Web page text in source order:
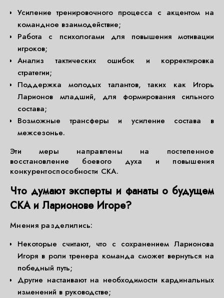
Усиление тренировочного процесса с акцентом на
командное взаимодействие;
Работа с психологами для повышения мотивации
игроков;
Анализ тактических ошибок и корректировка
стратегии;
Поддержка молодых талантов, таких как Игорь
Ларионов младший, для формирования сильного
состава;
Возможные трансферы и усиление состава в
межсезонье.
Эти меры направлены на постепенное
восстановление боевого духа и повышения
конкурентоспособности СКА.
Что думают эксперты и фанаты о будущем
СКА и Ларионове Игоре?
Мнения разделились:
Некоторые считают, что с сохранением Ларионова
Игоря в роли тренера команда сможет вернуться на
победный путь;
Другие настаивают на необходимости кардинальных
изменений в руководстве;